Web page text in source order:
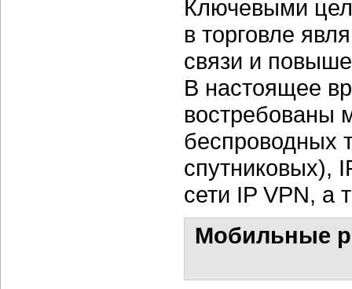
Ключевыми
в торговле
связи и
В настоящее
востребованы
беспроводных
спутниковых),
сети IP VPN, а
Мобильные